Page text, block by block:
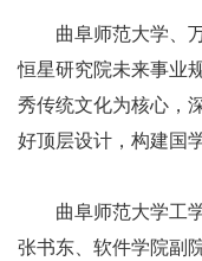
曲阜师范大学、万
恒星研究院未来事业
秀传统文化为核心，
好顶层设计，构建国
曲阜师范大学工学
张书东、软件学院副